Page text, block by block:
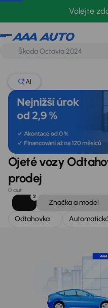
Volejte
Odtahovka
AI
Ojeté vozy
prodej
0 aut
2
Značka a model
Odtahovka